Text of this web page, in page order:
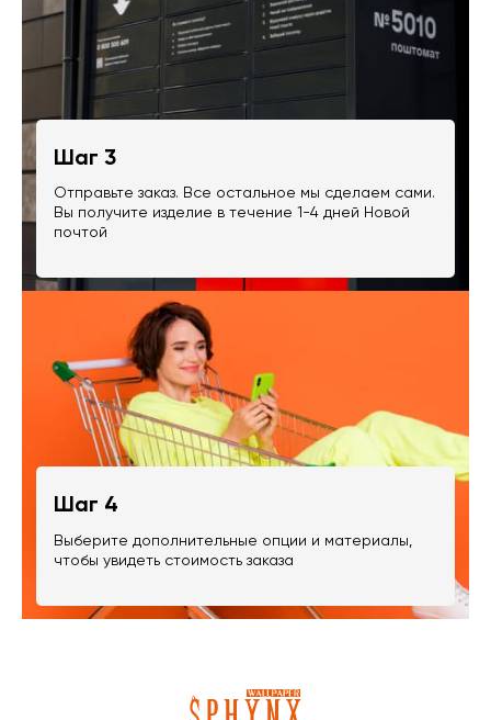
Шаг 3
Отправьте заказ. Все остальное мы сделаем сами.
Вы получите изделие в течение 1-4 дней Новой
почтой
Шаг 4
Выберите дополнительные опции и материалы,
чтобы увидеть стоимость заказа